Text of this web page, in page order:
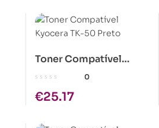
Toner Compatível
Kyocera TK-50 Preto
0
€25.17